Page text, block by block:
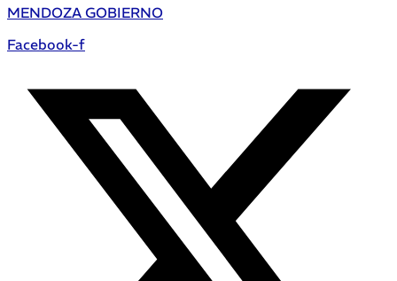
MENDOZA GOBIERNO
Facebook-f